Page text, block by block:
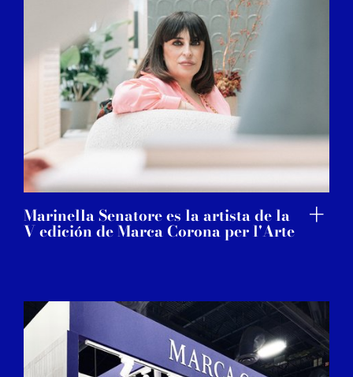
Marinella Senatore es la artista de la
V edición de Marca Corona per l'Arte